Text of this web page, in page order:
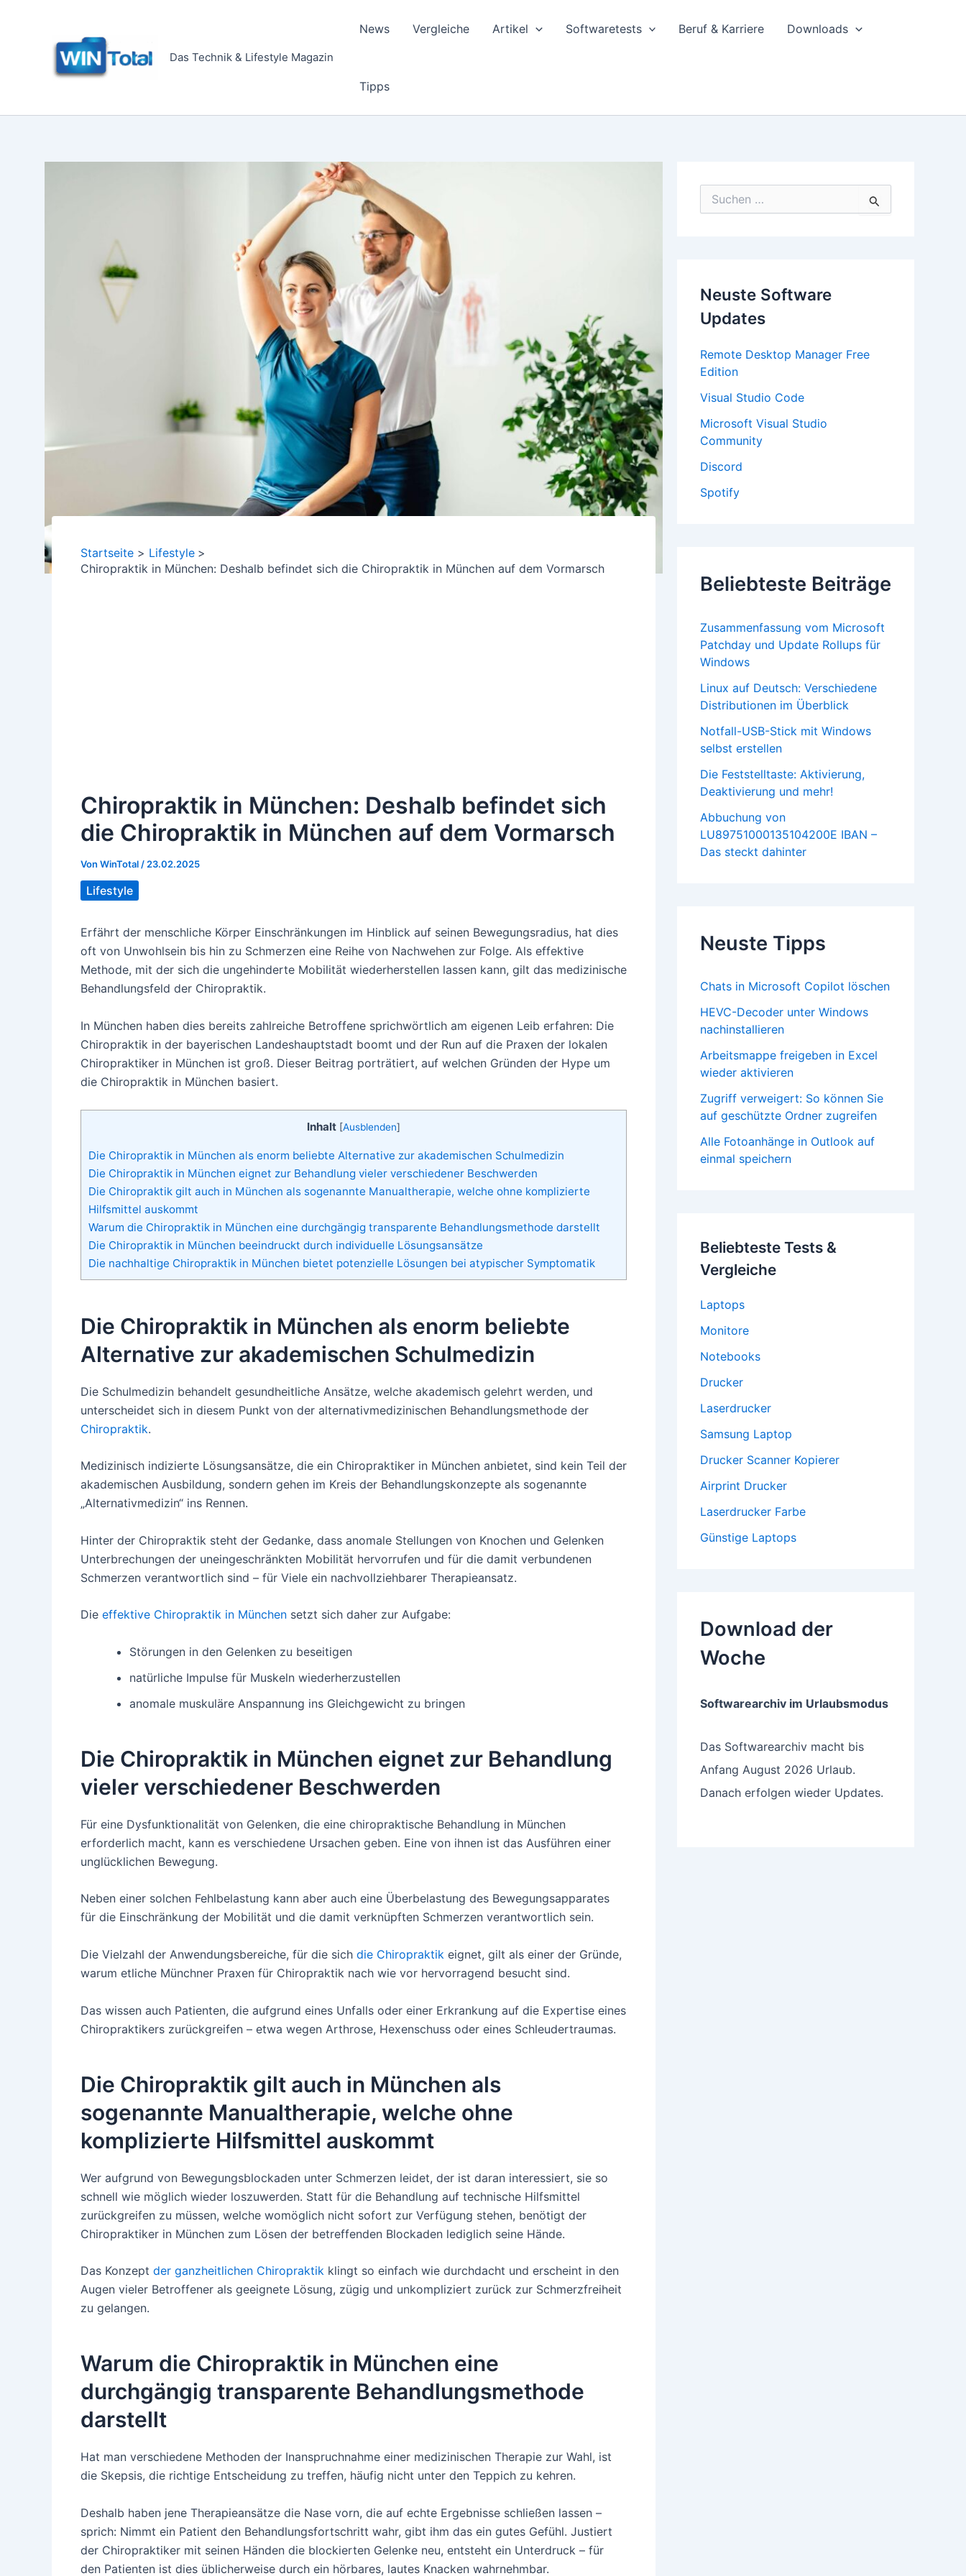
Das Technik & Lifestyle Magazin
News Vergleiche Artikel Softwaretests Beruf & Karriere Downloads
Tipps
Startseite
Lifestyle
Chiropraktik in München: Deshalb befindet sich die Chiropraktik in München auf dem Vormarsch
Chiropraktik in München: Deshalb befindet sich
die Chiropraktik in München auf dem Vormarsch
Von WinTotal/23.02.2025
Lifestyle
Erfährt der menschliche Körper Einschränkungen im Hinblick auf seinen Bewegungsradius, hat dies
oft von Unwohlsein bis hin zu Schmerzen eine Reihe von Nachwehen zur Folge. Als effektive
Methode, mit der sich die ungehinderte Mobilität wiederherstellen lassen kann, gilt das medizinische
Behandlungsfeld der Chiropraktik.
In München haben dies bereits zahlreiche Betroffene sprichwörtlich am eigenen Leib erfahren: Die
Chiropraktik in der bayerischen Landeshauptstadt boomt und der Run auf die Praxen der lokalen
Chiropraktiker in München ist groß. Dieser Beitrag porträtiert, auf welchen Gründen der Hype um
die Chiropraktik in München basiert.
Inhalt [Ausblenden]
Die Chiropraktik in München als enorm beliebte Alternative zur akademischen Schulmedizin
Die Chiropraktik in München eignet zur Behandlung vieler verschiedener Beschwerden
Die Chiropraktik gilt auch in München als sogenannte Manualtherapie, welche ohne komplizierte
Hilfsmittel auskommt
Warum die Chiropraktik in München eine durchgängig transparente Behandlungsmethode darstellt
Die Chiropraktik in München beeindruckt durch individuelle Lösungsansätze
Die nachhaltige Chiropraktik in München bietet potenzielle Lösungen bei atypischer Symptomatik
Die Chiropraktik in München als enorm beliebte
Alternative zur akademischen Schulmedizin
Die Schulmedizin behandelt gesundheitliche Ansätze, welche akademisch gelehrt werden, und
unterscheidet sich in diesem Punkt von der alternativmedizinischen Behandlungsmethode der
Chiropraktik.
Medizinisch indizierte Lösungsansätze, die ein Chiropraktiker in München anbietet, sind kein Teil der
akademischen Ausbildung, sondern gehen im Kreis der Behandlungskonzepte als sogenannte
„Alternativmedizin“ ins Rennen.
Hinter der Chiropraktik steht der Gedanke, dass anomale Stellungen von Knochen und Gelenken
Unterbrechungen der uneingeschränkten Mobilität hervorrufen und für die damit verbundenen
Schmerzen verantwortlich sind – für Viele ein nachvollziehbarer Therapieansatz.
Die effektive Chiropraktik in München setzt sich daher zur Aufgabe:
Störungen in den Gelenken zu beseitigen
natürliche Impulse für Muskeln wiederherzustellen
anomale muskuläre Anspannung ins Gleichgewicht zu bringen
Die Chiropraktik in München eignet zur Behandlung
vieler verschiedener Beschwerden
Für eine Dysfunktionalität von Gelenken, die eine chiropraktische Behandlung in München
erforderlich macht, kann es verschiedene Ursachen geben. Eine von ihnen ist das Ausführen einer
unglücklichen Bewegung.
Neben einer solchen Fehlbelastung kann aber auch eine Überbelastung des Bewegungsapparates
für die Einschränkung der Mobilität und die damit verknüpften Schmerzen verantwortlich sein.
Die Vielzahl der Anwendungsbereiche, für die sich die Chiropraktik eignet, gilt als einer der Gründe,
warum etliche Münchner Praxen für Chiropraktik nach wie vor hervorragend besucht sind.
Das wissen auch Patienten, die aufgrund eines Unfalls oder einer Erkrankung auf die Expertise eines
Chiropraktikers zurückgreifen – etwa wegen Arthrose, Hexenschuss oder eines Schleudertraumas.
Die Chiropraktik gilt auch in München als
sogenannte Manualtherapie, welche ohne
komplizierte Hilfsmittel auskommt
Wer aufgrund von Bewegungsblockaden unter Schmerzen leidet, der ist daran interessiert, sie so
schnell wie möglich wieder loszuwerden. Statt für die Behandlung auf technische Hilfsmittel
zurückgreifen zu müssen, welche womöglich nicht sofort zur Verfügung stehen, benötigt der
Chiropraktiker in München zum Lösen der betreffenden Blockaden lediglich seine Hände.
Das Konzept der ganzheitlichen Chiropraktik klingt so einfach wie durchdacht und erscheint in den
Augen vieler Betroffener als geeignete Lösung, zügig und unkompliziert zurück zur Schmerzfreiheit
zu gelangen.
Warum die Chiropraktik in München eine
durchgängig transparente Behandlungsmethode
darstellt
Hat man verschiedene Methoden der Inanspruchnahme einer medizinischen Therapie zur Wahl, ist
die Skepsis, die richtige Entscheidung zu treffen, häufig nicht unter den Teppich zu kehren.
Deshalb haben jene Therapieansätze die Nase vorn, die auf echte Ergebnisse schließen lassen –
sprich: Nimmt ein Patient den Behandlungsfortschritt wahr, gibt ihm das ein gutes Gefühl. Justiert
der Chiropraktiker mit seinen Händen die blockierten Gelenke neu, entsteht ein Unterdruck – für
den Patienten ist dies üblicherweise durch ein hörbares, lautes Knacken wahrnehmbar.
a
h
Neuste Software
Updates
Remote Desktop Manager Free
Edition
Visual Studio Code
Microsoft Visual Studio
Community
Discord
Spotify
Beliebteste Beiträge
Zusammenfassung vom Microsoft
Patchday und Update Rollups für
Windows
Linux auf Deutsch: Verschiedene
Distributionen im Überblick
Notfall-USB-Stick mit Windows
selbst erstellen
Die Feststelltaste: Aktivierung,
Deaktivierung und mehr!
Abbuchung von
LU89751000135104200E IBAN –
Das steckt dahinter
Neuste Tipps
Chats in Microsoft Copilot löschen
HEVC-Decoder unter Windows
nachinstallieren
Arbeitsmappe freigeben in Excel
wieder aktivieren
Zugriff verweigert: So können Sie
auf geschützte Ordner zugreifen
Alle Fotoanhänge in Outlook auf
einmal speichern
Beliebteste Tests &
Vergleiche
Laptops
Monitore
Notebooks
Drucker
Laserdrucker
Samsung Laptop
Drucker Scanner Kopierer
Airprint Drucker
Laserdrucker Farbe
Günstige Laptops
Download der
Woche
Softwarearchiv im Urlaubsmodus
Das Softwarearchiv macht bis
Anfang August 2026 Urlaub.
Danach erfolgen wieder Updates.